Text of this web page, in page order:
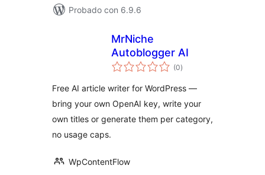
Probado con 6.9.6
MrNiche
Autoblogger AI
(0total
de
)
Free AI article writer for WordPress —
bring your own OpenAI key, write your
own titles or generate them per category,
no usage caps.
WpContentFlow